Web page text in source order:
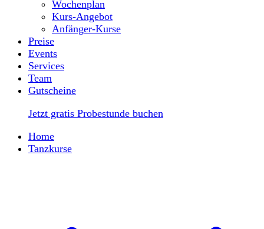
Wochenplan
Kurs-Angebot
Anfänger-Kurse
Preise
Events
Services
Team
Gutscheine
Jetzt gratis Probestunde buchen
Home
Tanzkurse